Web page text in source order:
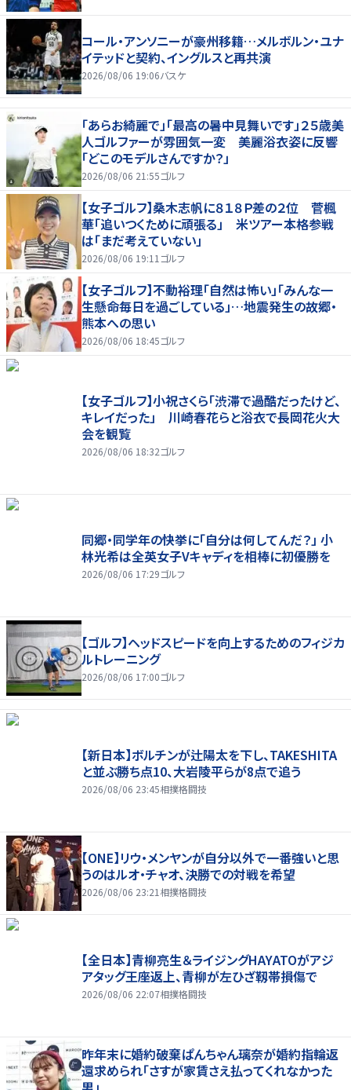
コール・アンソニーが豪州移籍…メルボルン・ユナ
イテッドと契約、イングルスと再共演
2026/08/06 19:06バスケ
「あらお綺麗で」「最高の暑中見舞いです」２５歳美
人ゴルファーが雰囲気一変 美麗浴衣姿に反響
「どこのモデルさんですか？」
2026/08/06 21:55ゴルフ
【女子ゴルフ】桑木志帆に８１８Ｐ差の２位 菅楓
華「追いつくために頑張る」 米ツアー本格参戦
は「まだ考えていない」
2026/08/06 19:11 ゴルフ
【女子ゴルフ】不動裕理「自然は怖い」「みんな一
生懸命毎日を過ごしている」…地震発生の故郷・
熊本への思い
2026/08/06 18:45ゴルフ
【女子ゴルフ】小祝さくら「渋滞で過酷だったけど、
キレイだった」 川崎春花らと浴衣で長岡花火大
会を観覧
2026/08/06 18:32ゴルフ
同郷・同学年の快挙に「自分は何してんだ？」 小
林光希は全英女子Vキャディを相棒に初優勝を
2026/08/06 17:29ゴルフ
【ゴルフ】ヘッドスピードを向上するためのフィジカ
ルトレーニング
2026/08/06 17:00ゴルフ
【新日本】ボルチンが辻陽太を下し、TAKESHITA
と並ぶ勝ち点10、大岩陵平らが8点で追う
2026/08/06 23:45相撲格闘技
【ONE】リウ・メンヤンが自分以外で一番強いと思
うのはルオ・チャオ、決勝での対戦を希望
2026/08/06 23:21 相撲格闘技
【全日本】青柳亮生＆ライジングHAYATOがアジ
アタッグ王座返上、青柳が左ひざ靱帯損傷で
2026/08/06 22:07相撲格闘技
昨年末に婚約破棄ぱんちゃん璃奈が婚約指輪返
還求められ「さすが家賃さえ払ってくれなかった